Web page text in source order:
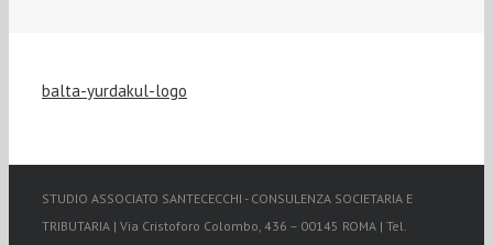
balta-yurdakul-logo
STUDIO ASSOCIATO SANTECECCHI - CONSULENZA SOCIETARIA E
TRIBUTARIA | Via Cristoforo Colombo, 436 – 00145 ROMA | Tel.